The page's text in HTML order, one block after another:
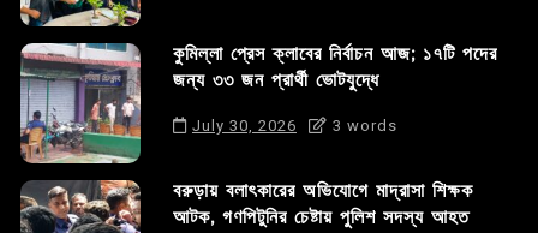
কুমিল্লা প্রেস ক্লাবের নির্বাচন আজ; ১৭টি পদের
জন্য ৩৩ জন প্রার্থী ভোটযুদ্ধে
July 30, 2026 3 words
বরুড়ায় বলাৎকারের অভিযোগে মাদ্রাসা শিক্ষক
আটক, গণপিটুনির চেষ্টায় পুলিশ সদস্য আহত